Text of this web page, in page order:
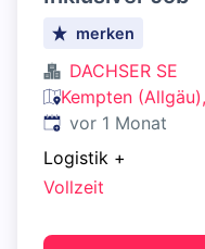
merken
DACHSER SE
Kempten
Veröffentlicht:
vor 1 Monat
Logistik +
Vollzeit